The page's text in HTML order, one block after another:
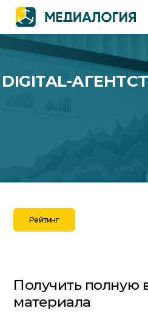
DIGITAL-
Рейтинг
Получить полную
материала